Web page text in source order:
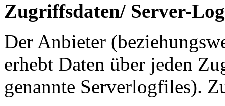
Zugriffsdaten/ Server-
Der Anbieter
erhebt Daten über jeden
genannte Serverlogfiles).